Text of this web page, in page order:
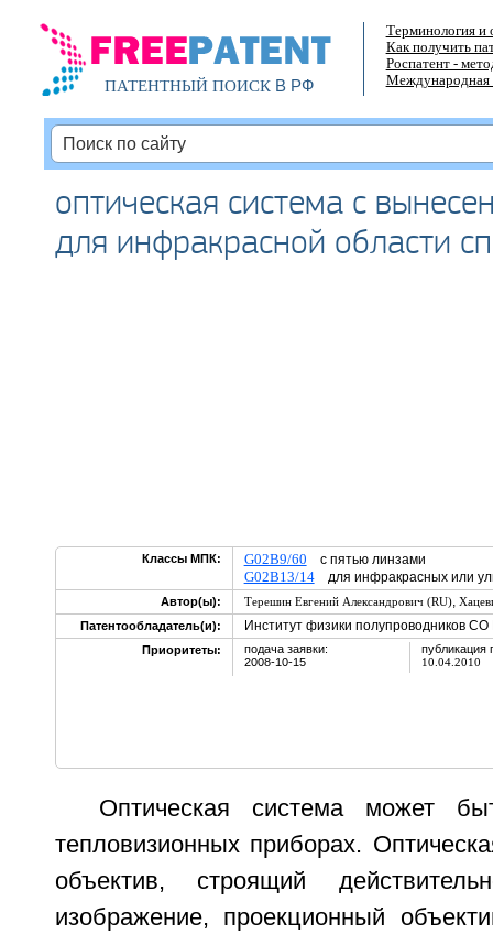
ПАТЕНТНЫЙ ПОИСКВ РФ
Терминология и
Как получить
Роспатент -
Международная
оптическая система с
для инфракрасной области
Классы МПК: G02B9/60 с пятью линзами
G02B13/14для инфракрасных или
Автор(ы): Терешин Евгений Александрович (RU),
Патентообладатель(и):
Институт физики полупроводников
Приоритеты:
подача заявки:
2008-10-15
публикация
10.04.2010
Оптическая система может
тепловизионных приборах.
объектив, строящий
изображение, проекционный